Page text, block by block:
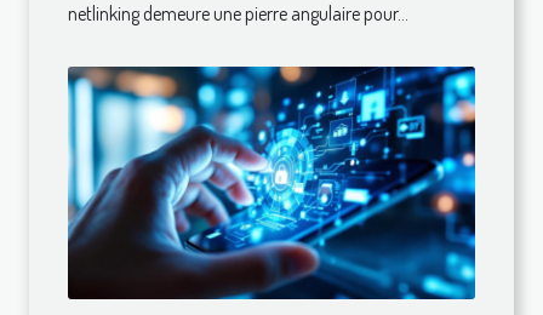
netlinking demeure une pierre angulaire pour...